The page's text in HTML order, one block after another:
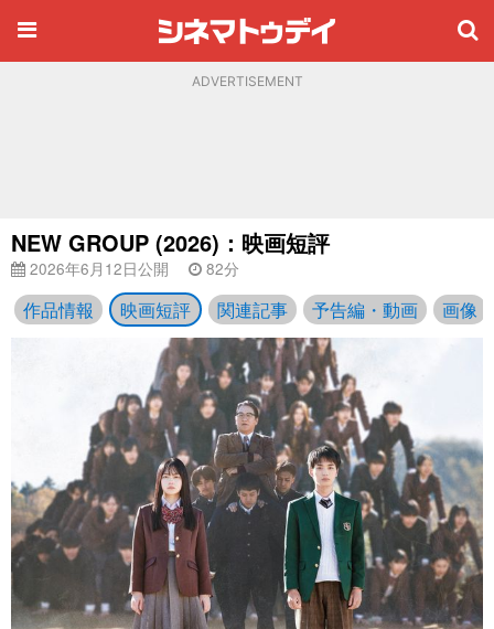
ADVERTISEMENT
NEW GROUP (2026)：映画短評
2026年6月12日公開 82分
作品情報 映画短評 関連記事 予告編・動画 画像